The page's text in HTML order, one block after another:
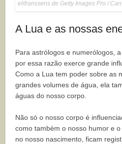
elifranssens de Getty Images Pro /
A Lua e as nossas
Para astrólogos e numerólogos,
por essa razão exerce grande
Como a Lua tem poder sobre as
grandes volumes de água, ela
águas do nosso corpo.
Não só o nosso corpo é
como também o nosso humor e
no nosso nascimento, ficam